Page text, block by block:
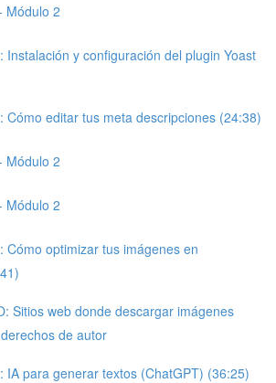
Módulo 2
Instalación y configuración del plugin Yoast
Cómo editar tus meta descripciones (24:38)
Módulo 2
Módulo 2
Cómo optimizar tus imágenes en
Sitios web donde descargar imágenes
de autor
IA para generar textos (ChatGPT) (36:25)